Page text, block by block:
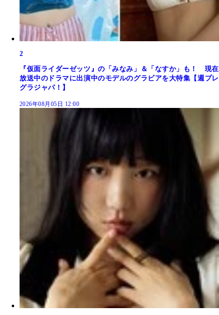
2
『仮面ライダーゼッツ』の「みなみ」＆「なすか」も！ 現在
放送中のドラマに出演中のモデルのグラビアを大特集【週プレ
グラジャパ！】
2026年08月05日 12:00